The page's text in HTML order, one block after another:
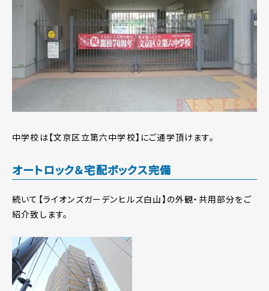
中学校は【文京区立第六中学校】にご通学頂けます。
オートロック＆宅配ボックス完備
続いて【ライオンズガーデンヒルズ白山】の外観・共用部分をご
紹介致します。